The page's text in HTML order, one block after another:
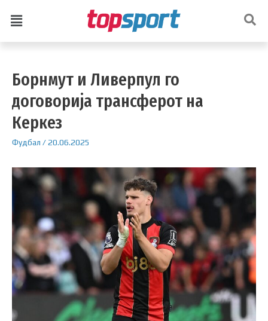
Борнмут и Ливерпул го
договорија трансферот на
Керкез
Фудбал /20.06.2025